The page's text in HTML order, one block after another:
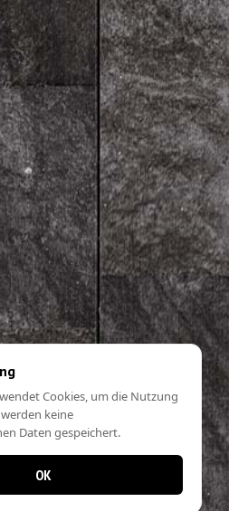
Cookies, um die Nutzung
keine
Daten gespeichert.
OK